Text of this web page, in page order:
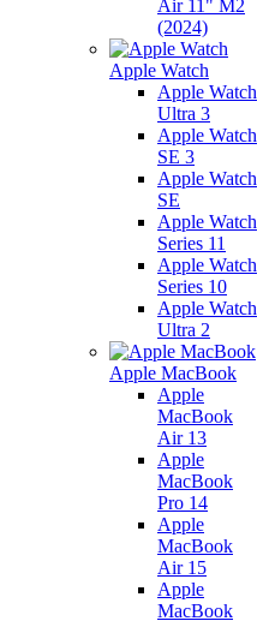
Air 11" M2
(2024)
Apple Watch
Apple Watch
Ultra 3
Apple Watch
SE 3
Apple Watch
SE
Apple Watch
Series 11
Apple Watch
Series 10
Apple Watch
Ultra 2
Apple MacBook
Apple
MacBook
Air 13
Apple
MacBook
Pro 14
Apple
MacBook
Air 15
Apple
MacBook